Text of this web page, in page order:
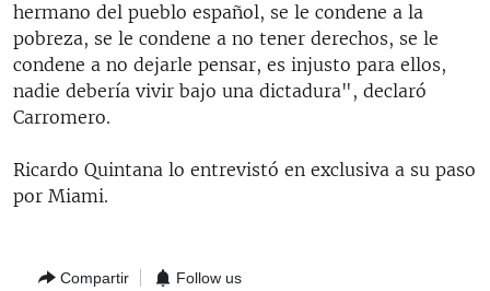
hermano del pueblo español, se le condene a la
pobreza, se le condene a no tener derechos, se le
condene a no dejarle pensar, es injusto para ellos,
nadie debería vivir bajo una dictadura", declaró
Carromero.
Ricardo Quintana lo entrevistó en exclusiva a su paso
por Miami.
Compartir Follow us